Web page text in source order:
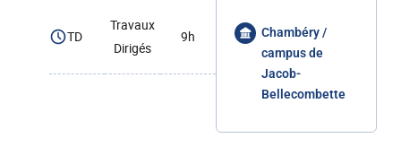
TD
Travaux
Dirigés
9h
Chambéry /
campus de
Jacob-
Bellecombette